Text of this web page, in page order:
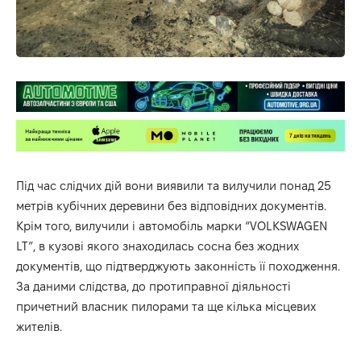
Під час слідчих дій вони виявили та вилучили понад 25
метрів кубічних деревини без відповідних документів.
Крім того, вилучили і автомобіль марки “VOLKSWAGEN
LT”, в кузові якого знаходилась сосна без жодних
документів, що підтверджують законність її походження.
За даними слідства, до протиправної діяльності
причетний власник пилорами та ще кілька місцевих
жителів.